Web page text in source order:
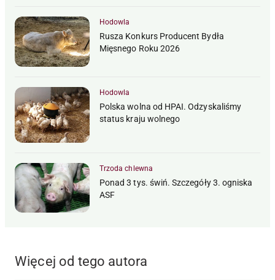
Hodowla
Rusza Konkurs Producent Bydła
Mięsnego Roku 2026
Hodowla
Polska wolna od HPAI. Odzyskaliśmy
status kraju wolnego
Trzoda chlewna
Ponad 3 tys. świń. Szczegóły 3. ogniska
ASF
Więcej od tego autora